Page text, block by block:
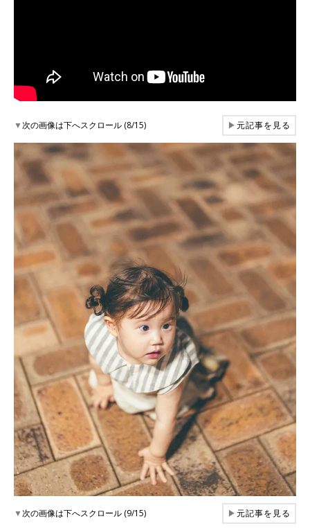
▼次の画像は下へスクロール (8/15) ▶元記事を見る
▼次の画像は下へスクロール (9/15) ▶元記事を見る